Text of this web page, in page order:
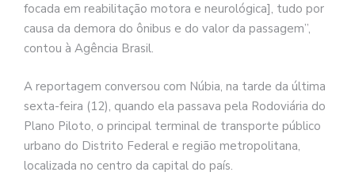
focada em reabilitação motora e neurológica], tudo por
causa da demora do ônibus e do valor da passagem”,
contou à Agência Brasil.
A reportagem conversou com Núbia, na tarde da última
sexta-feira (12), quando ela passava pela Rodoviária do
Plano Piloto, o principal terminal de transporte público
urbano do Distrito Federal e região metropolitana,
localizada no centro da capital do país.